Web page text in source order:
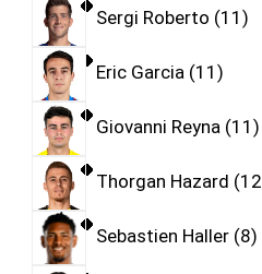
Sergi Roberto 11
Eric Garcia 11
Giovanni Reyna 11
Thorgan Hazard 12
Sebastien Haller 8